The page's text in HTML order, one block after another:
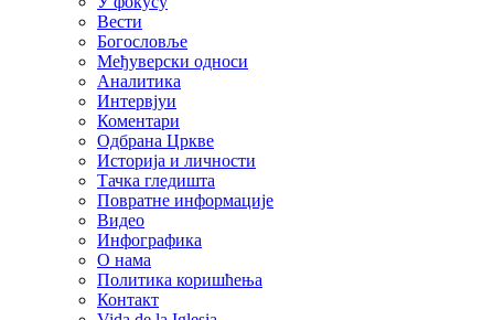
Вести
Богословље
Међуверски односи
Аналитика
Интервјуи
Коментари
Одбрана Цркве
Историја и личности
Тачка гледишта
Повратне информације
Видео
Инфографика
О нама
Политика коришћења
Контакт